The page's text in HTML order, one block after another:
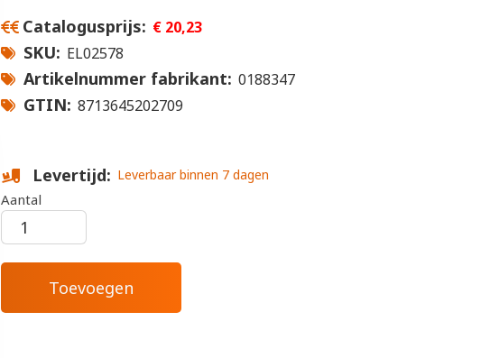
Catalogusprijs € 20,23
SKU EL02578
Artikelnummer fabrikant 0188347
GTIN 8713645202709
Levertijd Leverbaar binnen 7 dagen
Aantal